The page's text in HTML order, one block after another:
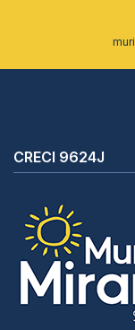
CRECI 9624J